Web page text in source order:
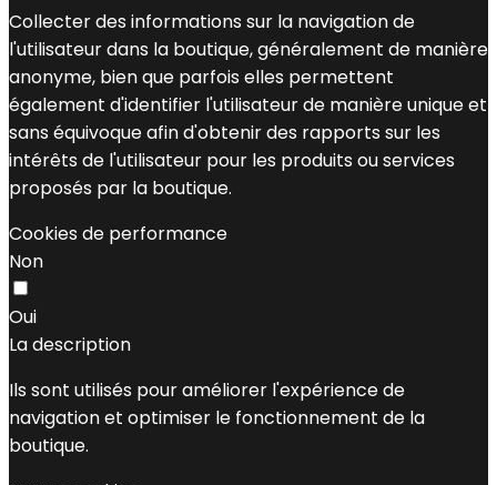
Collecter des informations sur la navigation de
l'utilisateur dans la boutique, généralement de manière
anonyme, bien que parfois elles permettent
également d'identifier l'utilisateur de manière unique et
sans équivoque afin d'obtenir des rapports sur les
intérêts de l'utilisateur pour les produits ou services
proposés par la boutique.
Cookies de performance
Non
Oui
La description
Ils sont utilisés pour améliorer l'expérience de
navigation et optimiser le fonctionnement de la
boutique.